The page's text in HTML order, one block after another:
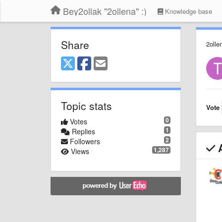
Bey2ollak "2ollena" :) Knowledge base
Share
Topic stats
0
Votes
1
Replies
2
Followers
1,287
Views
Vote